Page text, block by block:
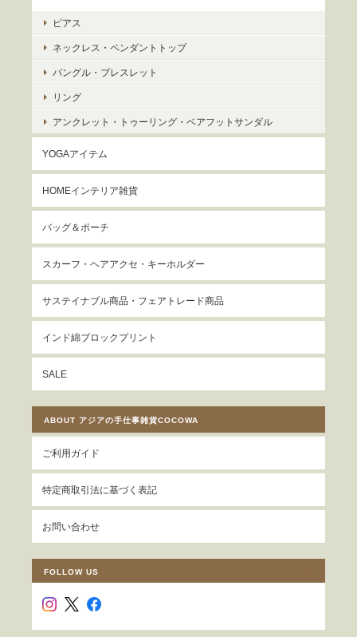
ピアス
ネックレス・ペンダントトップ
バングル・ブレスレット
リング
アンクレット・トゥーリング・ベアフットサンダル
YOGAアイテム
HOMEインテリア雑貨
バッグ＆ポーチ
スカーフ・ヘアアクセ・キーホルダー
サステイナブル商品・フェアトレード商品
インド綿ブロックプリント
SALE
ABOUT アジアの手仕事雑貨COCOWA
ご利用ガイド
特定商取引法に基づく表記
お問い合わせ
FOLLOW US